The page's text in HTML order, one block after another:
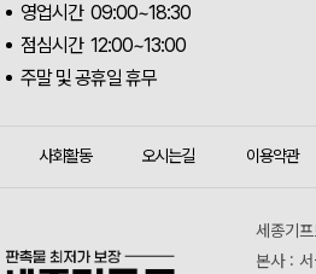
영업시간 09:00~18:30
점심시간 12:00~13:00
주말 및 공휴일 휴무
사회활동 오시는길 이용약관
세종기
본사 :